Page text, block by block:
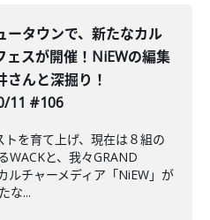
ータウンで、新たなカル
ェスが開催！NiEWの編集
さんと深掘り！
11 #106
トを育て上げ、現在は８組の
WACKと、我々GRAND
ルチャーメディア「NiEW」が
な...